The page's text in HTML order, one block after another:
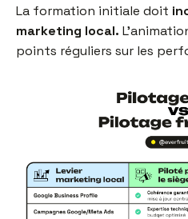
La formation initiale doit
marketing local.
points réguliers sur les